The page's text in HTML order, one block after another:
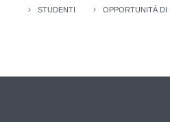
STUDENTI OPPORTUNITÀ DI